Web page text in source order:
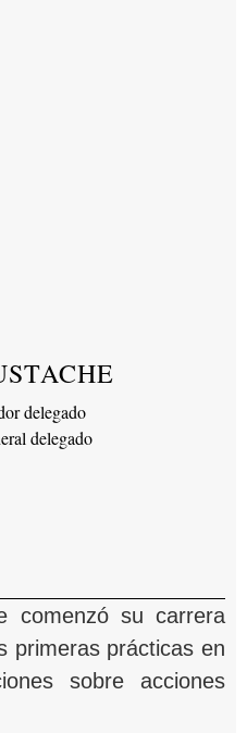
delegado
delegado
comenzó su carrera
primeras prácticas en
sobre acciones